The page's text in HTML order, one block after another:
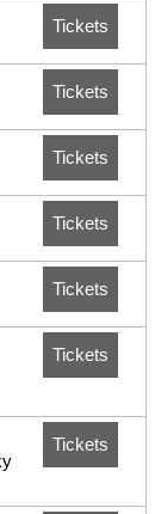
Tickets
Tickets
Tickets
Tickets
Tickets
Tickets
Tickets